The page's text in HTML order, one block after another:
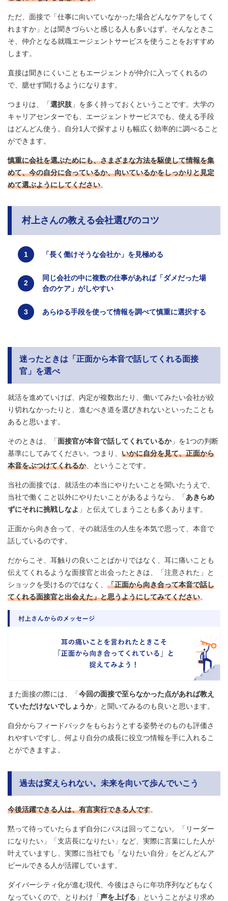
ただ、面接で「仕事に向いていなかった場合どんなケアをしてく
れますか」とは聞きづらいと感じる人も多いはず。そんなときこ
そ、仲介となる就職エージェントサービスを使うことをおすすめ
します。
直接は聞きにくいこともエージェントが仲介に入ってくれるの
で、臆せず聞けるようになります。
つまりは、「選択肢 」を多く持っておくということです。大学の
キャリアセンターでも、エージェントサービスでも、使える手段
はどんどん使う。自分1人で探すよりも幅広く効率的に調べること
ができます。
慎重に会社を選ぶためにも、さまざまな方法を駆使して情報を集
めて、今の自分に合っているか、向いているかをしっかりと見定
めて選ぶようにしてください。
村上さんの教える会社選びのコツ
「長く働けそうな会社か」を見極める
同じ会社の中に複数の仕事があれば「ダメだった場
合のケア」がしやすい
あらゆる手段を使って情報を調べて慎重に選択する
迷ったときは「正面から本音で話してくれる面接
官」を選べ
就活を進めていけば、内定が複数出たり、働いてみたい会社が絞
り切れなかったりと、進むべき道を選びきれないといったことも
あると思います。
そのときは、「面接官が本音で話してくれているか」を1つの判断
基準にしてみてください。つまり、 いかに自分を見て、正面から
本音をぶつけてくれるか、ということです。
当社の面接では、就活生の本当にやりたいことを聞いたうえで、
当社で働くこと以外にやりたいことがあるようなら、「あきらめ
ずにそれに挑戦しなよ 」と伝えてしまうことも多くあります。
正面から向き合って、その就活生の人生を本気で思って、本音で
話しているのです。
だからこそ、耳触りの良いことばかりではなく、耳に痛いことも
伝えてくれるような面接官と出会ったときは、「注意された」と
ショックを受けるのではなく、 「正面から向き合って本音で話し
てくれる面接官と出会えた」と思うようにしてみてください。
また面接の際には、「今回の面接で至らなかった点があれば教え
ていただけないでしょうか」と聞いてみるのも良いと思います。
自分からフィードバックをもらおうとする姿勢そのものも評価さ
れやすいですし、何より自分の成長に役立つ情報を手に入れるこ
とができますよ。
過去は変えられない。未来を向いて歩んでいこう
今後活躍できる人は、有言実行できる人です。
黙って待っていたらまず自分にパスは回ってこない。「リーダー
になりたい」「支店長になりたい」など、実際に言葉にした人が
叶えていますし、実際に当社でも「なりたい自分」をどんどんア
ピールできる人が活躍しています。
ダイバーシティ化が進む現代、今後はさらに年功序列などもなく
なっていくので、とりわけ「声を上げる 」ということがより求め